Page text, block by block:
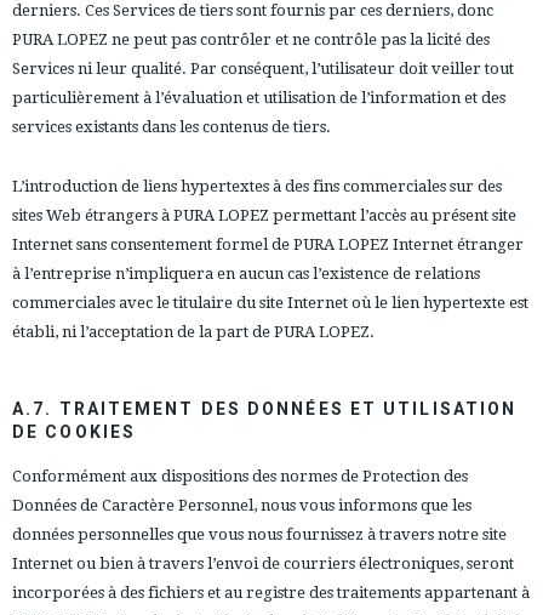
derniers. Ces Services de tiers sont fournis par ces derniers, donc
PURA LOPEZ ne peut pas contrôler et ne contrôle pas la licité des
Services ni leur qualité. Par conséquent, l’utilisateur doit veiller tout
particulièrement à l’évaluation et utilisation de l’information et des
services existants dans les contenus de tiers.
L’introduction de liens hypertextes à des fins commerciales sur des
sites Web étrangers à PURA LOPEZ permettant l’accès au présent site
Internet sans consentement formel de PURA LOPEZ Internet étranger
à l’entreprise n’impliquera en aucun cas l’existence de relations
commerciales avec le titulaire du site Internet où le lien hypertexte est
établi, ni l’acceptation de la part de PURA LOPEZ.
A.7. TRAITEMENT DES DONNÉES ET UTILISATION
DE COOKIES
Conformément aux dispositions des normes de Protection des
Données de Caractère Personnel, nous vous informons que les
données personnelles que vous nous fournissez à travers notre site
Internet ou bien à travers l’envoi de courriers électroniques, seront
incorporées à des fichiers et au registre des traitements appartenant à